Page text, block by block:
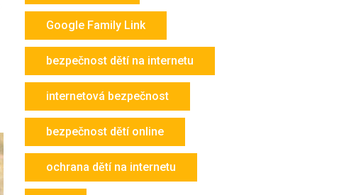
Google Family Link
bezpečnost dětí na internetu
internetová bezpečnost
bezpečnost dětí online
ochrana dětí na internetu